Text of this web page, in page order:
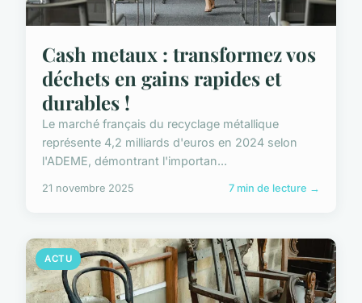
Cash metaux : transformez vos
déchets en gains rapides et
durables !
Le marché français du recyclage métallique
représente 4,2 milliards d'euros en 2024 selon
l'ADEME, démontrant l'importan...
21 novembre 2025 7 min de lecture →
ACTU